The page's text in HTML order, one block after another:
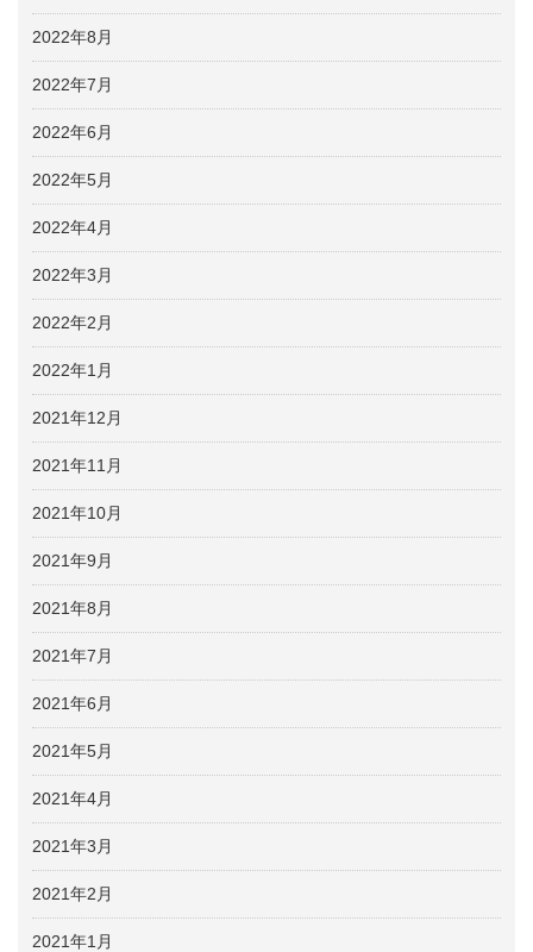
2022年8月
2022年7月
2022年6月
2022年5月
2022年4月
2022年3月
2022年2月
2022年1月
2021年12月
2021年11月
2021年10月
2021年9月
2021年8月
2021年7月
2021年6月
2021年5月
2021年4月
2021年3月
2021年2月
2021年1月